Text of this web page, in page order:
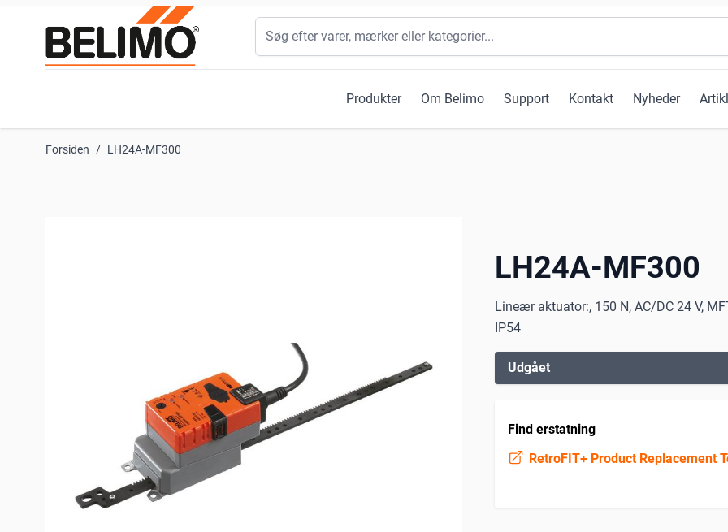
Produkter Om Belimo Support Kontakt Nyheder
Søg
Forsiden / LH24A-MF300
LH24A-MF300
Lineær aktuator:, 150 N, AC/DC 24 V,
IP54
Udgået
Find erstatning
RetroFIT+ Product Replacement